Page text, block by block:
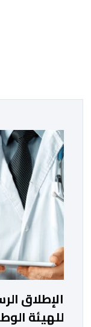
الإطلاق
للهيئة